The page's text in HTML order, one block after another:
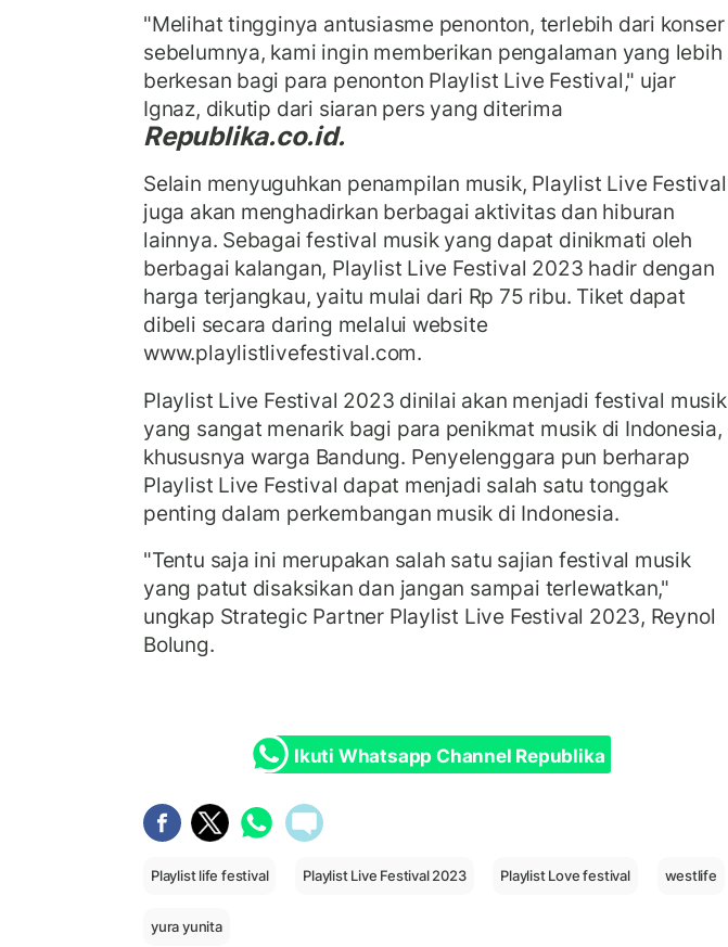
"Melihat tingginya antusiasme penonton, terlebih dari konser
sebelumnya, kami ingin memberikan pengalaman yang lebih
berkesan bagi para penonton Playlist Live Festival," ujar
Ignaz, dikutip dari siaran pers yang diterima
Republika.co.id.
Selain menyuguhkan penampilan musik, Playlist Live Festival
juga akan menghadirkan berbagai aktivitas dan hiburan
lainnya. Sebagai festival musik yang dapat dinikmati oleh
berbagai kalangan, Playlist Live Festival 2023 hadir dengan
harga terjangkau, yaitu mulai dari Rp 75 ribu. Tiket dapat
dibeli secara daring melalui website
www.playlistlivefestival.com.
Playlist Live Festival 2023 dinilai akan menjadi festival musik
yang sangat menarik bagi para penikmat musik di Indonesia,
khususnya warga Bandung. Penyelenggara pun berharap
Playlist Live Festival dapat menjadi salah satu tonggak
penting dalam perkembangan musik di Indonesia.
"Tentu saja ini merupakan salah satu sajian festival musik
yang patut disaksikan dan jangan sampai terlewatkan,"
ungkap Strategic Partner Playlist Live Festival 2023, Reynol
Bolung.
Ikuti Whatsapp Channel Republika
Playlist life festival Playlist Live Festival 2023 Playlist Love festival westlife
yura yunita